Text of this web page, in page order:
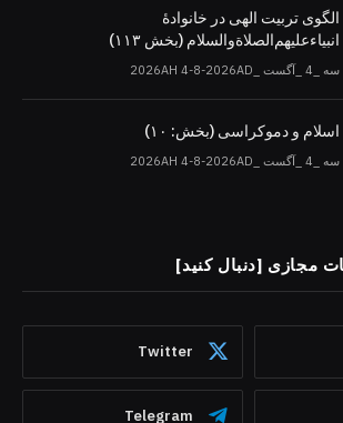
الگوی تربیت الهی در خانوادۀ
انبیاءعلیهم‌الصلاةو‌السلام (بخش ۱۱۳)
سه _4 _آگست _2026AH 4-8-2026AD
اسلام و دموکراسی (بخش: ۱۰)
سه _4 _آگست _2026AH 4-8-2026AD
مجازی [دنبال کنید]
Twitter
Telegram